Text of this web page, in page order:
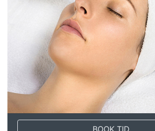
BOOK TID